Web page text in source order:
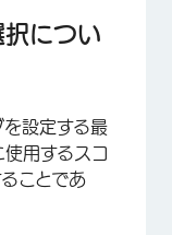
択につい
設定する最
用するスコ
ことであ